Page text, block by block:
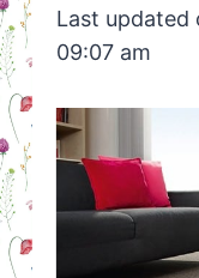
Last updated
09:07 am